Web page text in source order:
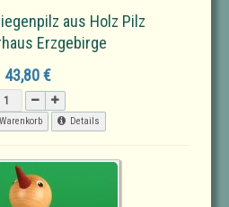
aus Holz Pilz
Erzgebirge
43,80 €
Details